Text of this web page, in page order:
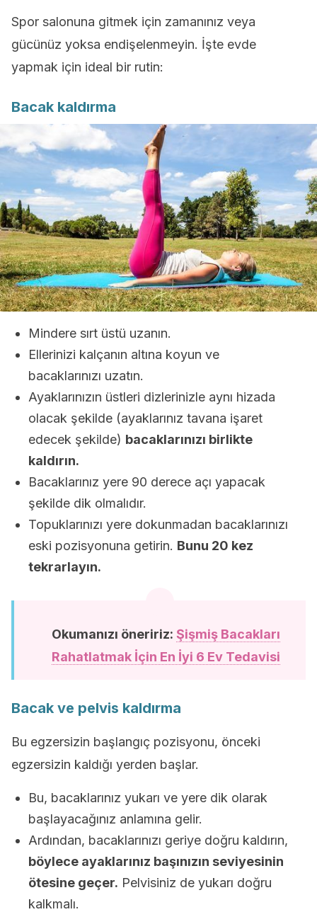
Spor salonuna gitmek için zamanınız veya
gücünüz yoksa endişelenmeyin. İşte evde
yapmak için ideal bir rutin:
Bacak kaldırma
Mindere sırt üstü uzanın.
Ellerinizi kalçanın altına koyun ve
bacaklarınızı uzatın.
Ayaklarınızın üstleri dizlerinizle aynı hizada
olacak şekilde (ayaklarınız tavana işaret
edecek şekilde) bacaklarınızı birlikte
kaldırın.
Bacaklarınız yere 90 derece açı yapacak
şekilde dik olmalıdır.
Topuklarınızı yere dokunmadan bacaklarınızı
eski pozisyonuna getirin. Bunu 20 kez
tekrarlayın.
Okumanızı öneririz: Şişmiş Bacakları
Rahatlatmak İçin En İyi 6 Ev Tedavisi
Bacak ve pelvis kaldırma
Bu egzersizin başlangıç ​​pozisyonu, önceki
egzersizin kaldığı yerden başlar.
Bu, bacaklarınız yukarı ve yere dik olarak
başlayacağınız anlamına gelir.
Ardından, bacaklarınızı geriye doğru kaldırın,
böylece ayaklarınız başınızın seviyesinin
ötesine geçer. Pelvisiniz de yukarı doğru
kalkmalı.